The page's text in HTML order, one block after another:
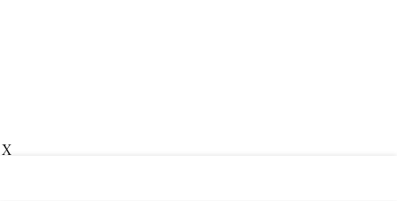
X